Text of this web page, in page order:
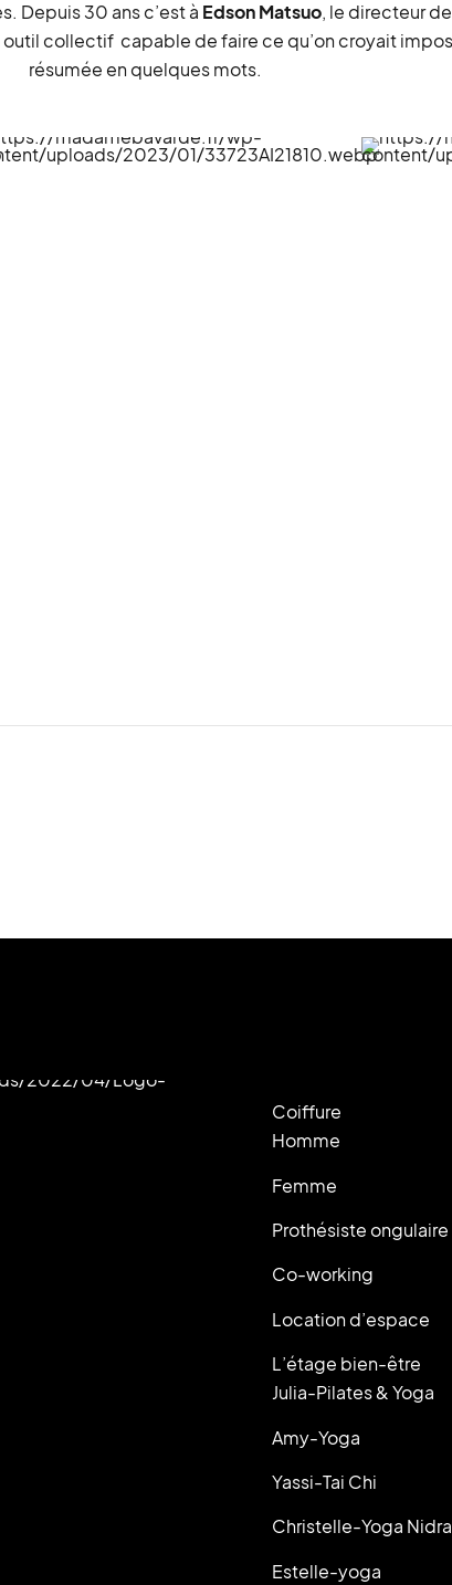
Depuis 30 ans c’est à Edson Matsuo, le directeur
collectif capable de faire ce qu’on croyait
résumée en quelques mots.
Coiffure
Homme
Femme
Prothésiste ongulaire
Co-working
Location d’espace
L’étage bien-être
Julia-Pilates & Yoga
Amy-Yoga
Yassi-Tai Chi
Christelle-Yoga Nidra
Estelle-yoga